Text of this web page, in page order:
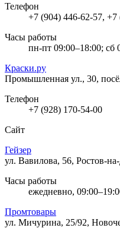
Телефон
+7 (904) 446-62-57, +7
Часы работы
пн-пт 09:00–18:00; сб
Краски.ру
Промышленная ул., 30,
Телефон
+7 (928) 170-54-00
Сайт
Гейзер
ул. Вавилова, 56, Ростов-
Часы работы
ежедневно,
Промтовары
ул. Мичурина, 25/92,